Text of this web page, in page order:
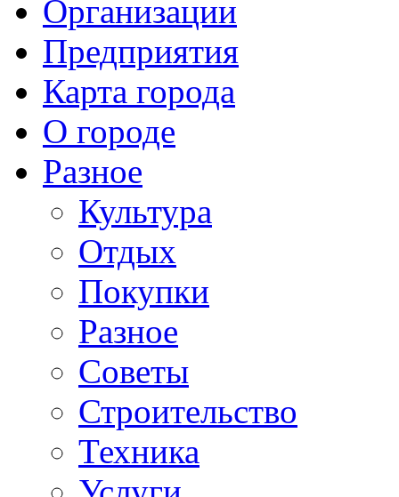
Организации
Предприятия
Карта города
О городе
Разное
Культура
Отдых
Покупки
Разное
Советы
Строительство
Техника